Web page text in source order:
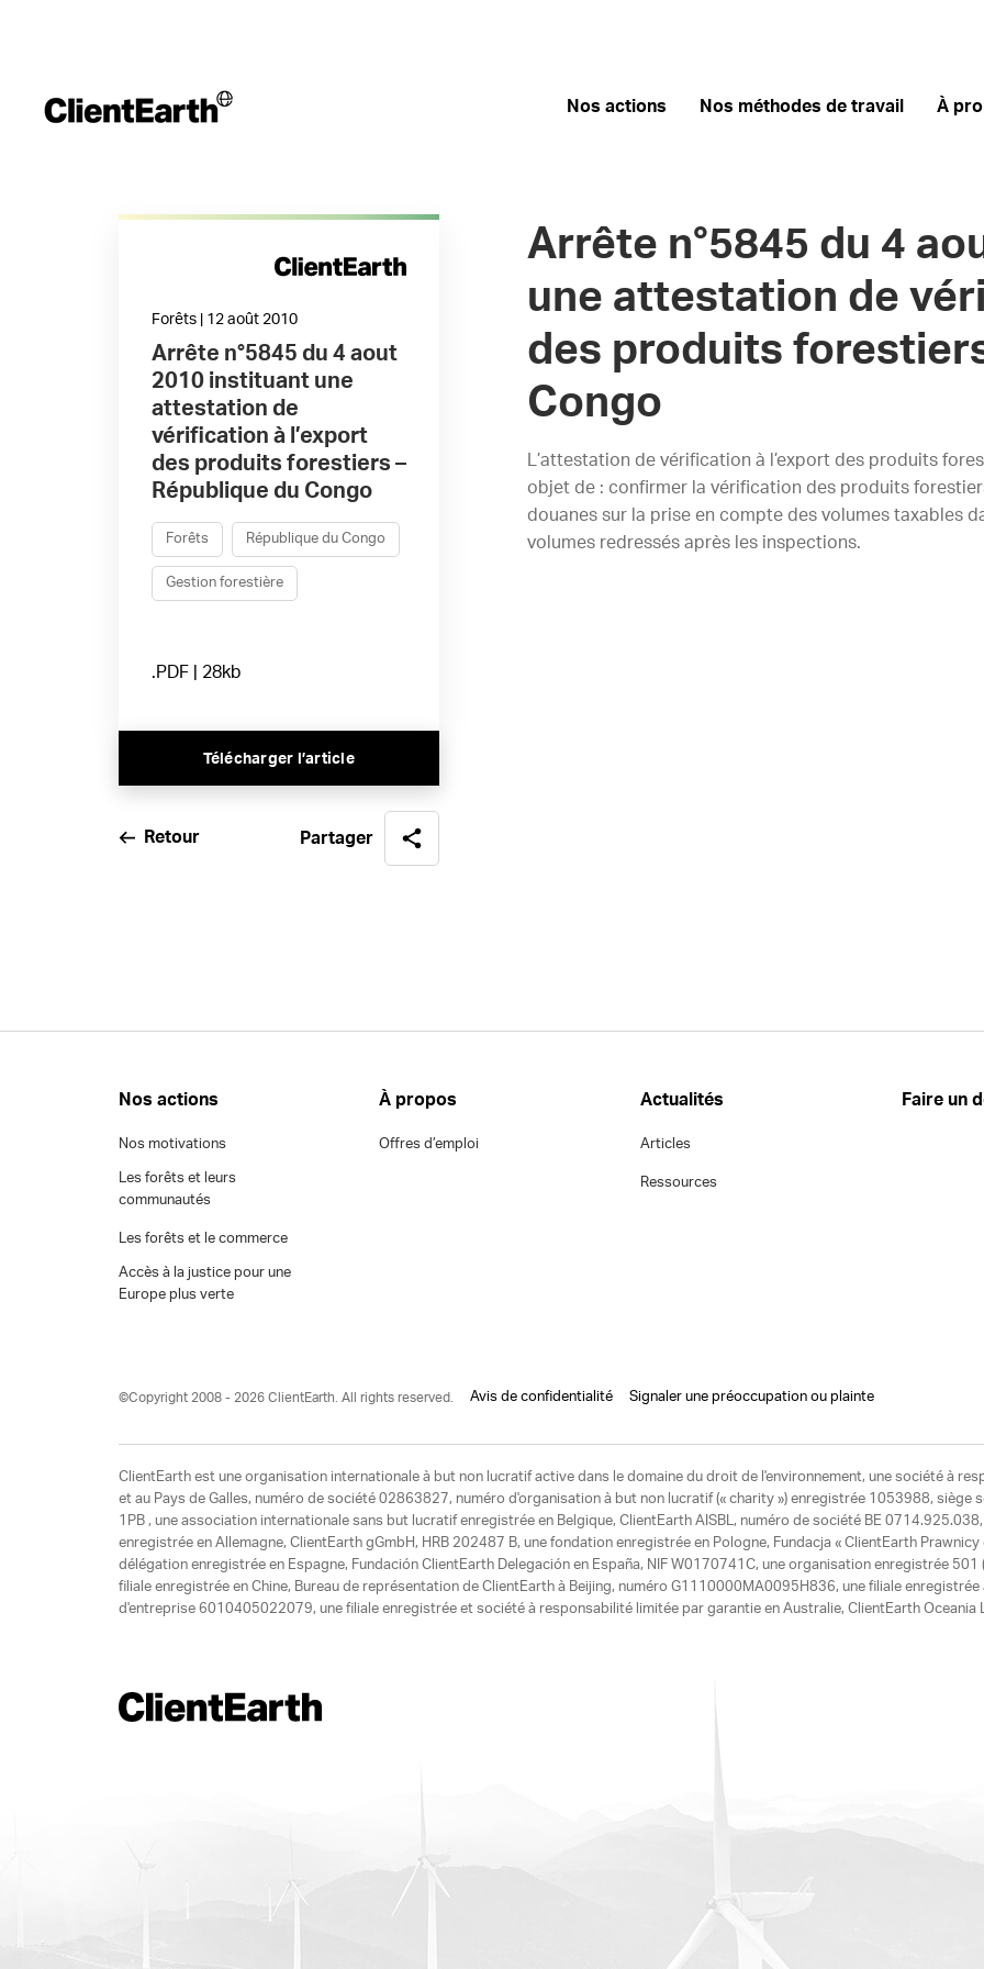
Nos actions Nos méthodes de travail À
Forêts | 12 août 2010
Arrête n°5845 du 4 aout
2010 instituant une
attestation de
vérification à l’export
des produits forestiers –
République du Congo
Forêts République du Congo
Gestion forestière
.PDF | 28kb
Télécharger l’article
Retour Partager
Arrête n°5845 du 4
une attestation de
des produits
Congo
L’attestation de vérification à l’export des produits
objet de : confirmer la vérification des produits
douanes sur la prise en compte des volumes taxables
volumes redressés après les inspections.
Nos actions
Nos motivations
Les forêts et leurs
communautés
Les forêts et le commerce
Accès à la justice pour une
Europe plus verte
À propos
Offres d’emploi
Actualités
Articles
Ressources
Faire un
©Copyright 2008 - 2026 ClientEarth. All rights reserved. Avis de confidentialité Signaler une préoccupation ou plainte
ClientEarth est une organisation internationale à but non lucratif active dans le domaine du droit de l'environnement, une société à
et au Pays de Galles, numéro de société 02863827, numéro d'organisation à but non lucratif (« charity ») enregistrée 1053988, siège
1PB , une association internationale sans but lucratif enregistrée en Belgique, ClientEarth AISBL, numéro de société BE
enregistrée en Allemagne, ClientEarth gGmbH, HRB 202487 B, une fondation enregistrée en Pologne, Fundacja « ClientEarth
délégation enregistrée en Espagne, Fundación ClientEarth Delegación en España, NIF W0170741C, une organisation enregistrée
filiale enregistrée en Chine, Bureau de représentation de ClientEarth à Beijing, numéro G1110000MA0095H836, une filiale
d'entreprise 6010405022079, une filiale enregistrée et société à responsabilité limitée par garantie en Australie, ClientEarth